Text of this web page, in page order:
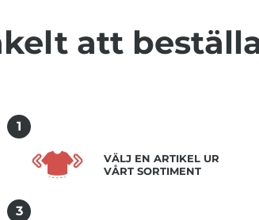
att
1
VÄLJ EN ARTIKEL UR
VÅRT SORTIMENT
3